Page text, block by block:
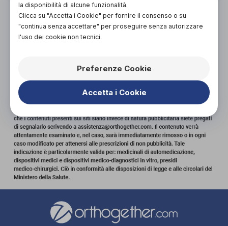
la disponibilità di alcune funzionalità.
Clicca su "Accetta i Cookie" per fornire il consenso o su
"continua senza accettare" per proseguire senza autorizzare
l'uso dei cookie non tecnici.
Preferenze Cookie
Accetta i Cookie